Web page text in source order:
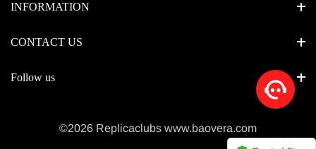
INFORMATION
CONTACT US
Follow us
©2026 Replicaclubs www.baovera.com